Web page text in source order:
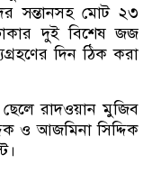
সন্তানসহ মোট ২৩
দুই বিশেষ জজ
দিন ঠিক করা
রাদওয়ান মুজিব
ও আজমিনা সিদ্দিক